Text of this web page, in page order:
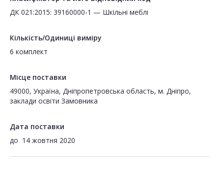
ДК 021:2015: 39160000-1 — Шкільні меблі
Кількість/Одиниці виміру
6 комплект
Місце поставки
49000, Україна, Дніпропетровська область, м. Дніпро,
заклади освіти Замовника
Дата поставки
до 14 жовтня 2020